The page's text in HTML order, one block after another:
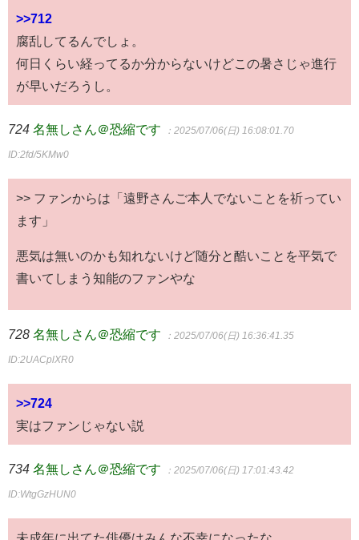
>>712
腐乱してるんでしょ。
何日くらい経ってるか分からないけどこの暑さじゃ進行
が早いだろうし。
724 名無しさん＠恐縮です ：2025/07/06(日) 16:08:01.70
ID:2fd/5KMw0
>> ファンからは「遠野さんご本人でないことを祈ってい
ます」
悪気は無いのかも知れないけど随分と酷いことを平気で
書いてしまう知能のファンやな
728 名無しさん＠恐縮です ：2025/07/06(日) 16:36:41.35
ID:2UACplXR0
>>724
実はファンじゃない説
734 名無しさん＠恐縮です ：2025/07/06(日) 17:01:43.42
ID:WtgGzHUN0